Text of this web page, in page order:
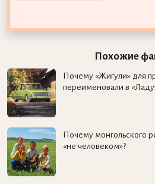
Похожие
Почему «Жигули» для
переименовали в
Почему монгольского
«не человеком»?